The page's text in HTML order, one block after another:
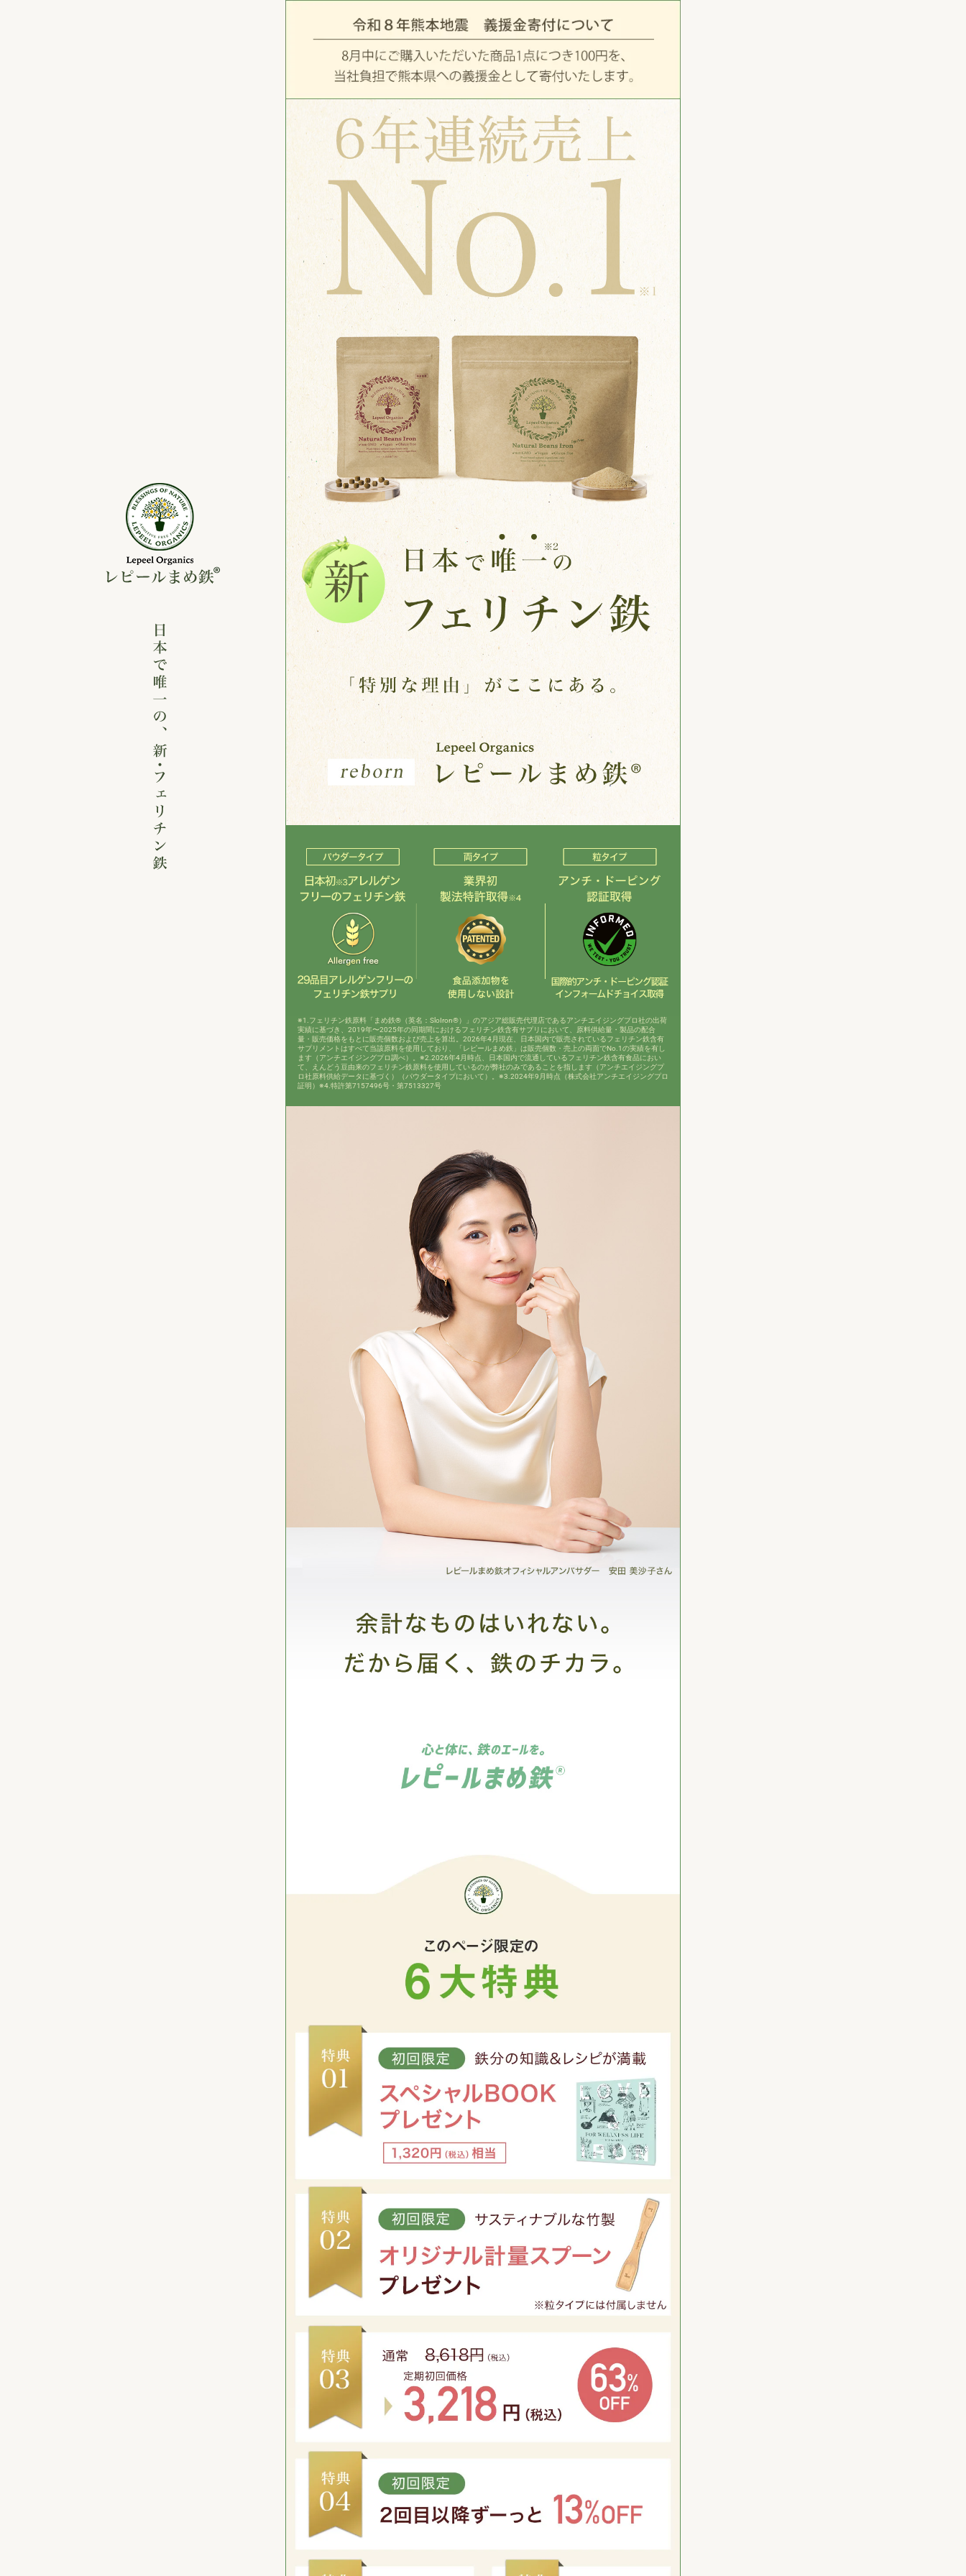
※1.フェリチン鉄原料「まめ鉄®（英名：SloIron®）」のアジア総販売代理店であるアンチエイジングプロ社の出荷
実績に基づき、2019年〜2025年の同期間におけるフェリチン鉄含有サプリにおいて、原料供給量・製品の配合
量・販売価格をもとに販売個数および売上を算出。2026年4月現在、日本国内で販売されているフェリチン鉄含有
サプリメントはすべて当該原料を使用しており、「レピールまめ鉄」は販売個数・売上の両面でNo.1の実績を有し
ます（アンチエイジングプロ調べ）。※2.2026年4月時点、日本国内で流通しているフェリチン鉄含有食品におい
て、えんどう豆由来のフェリチン鉄原料を使用しているのが弊社のみであることを指します（アンチエイジングプ
ロ社原料供給データに基づく）（パウダータイプにおいて）。※3.2024年9月時点（株式会社アンチエイジングプロ
証明）※4.特許第7157496号・第7513327号